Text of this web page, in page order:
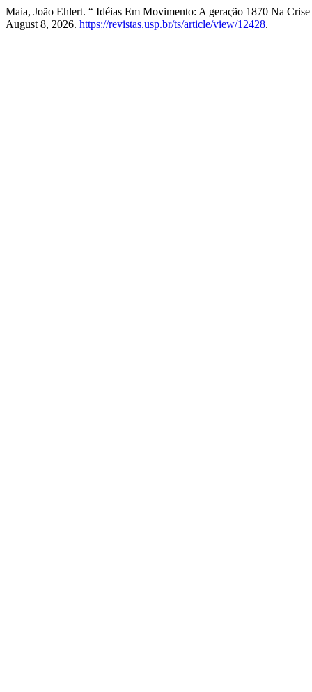
Maia, João Ehlert. “ Idéias Em Movimento: A geração 1870 Na
August 8, 2026. https://revistas.usp.br/ts/article/view/12428.